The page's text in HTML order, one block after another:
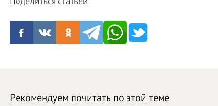
Поделиться статьей
Рекомендуем почитать по этой теме